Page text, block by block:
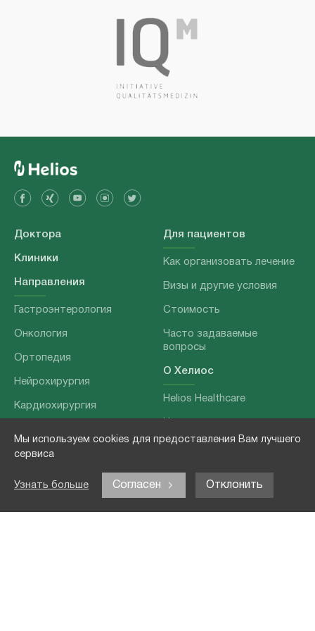
Мы используем cookies для предоставления Вам лучшего
сервиса
Узнать больше Согласен Отклонить
Доктора
Клиники
Направления
Гастроэнтерология
Онкология
Ортопедия
Нейрохирургия
Кардиохирургия
Хирургия позвоночника
Для пациентов
Как организовать лечение
Визы и другие условия
Стоимость
Часто задаваемые
вопросы
О Хелиос
Helios Healthcare
О нашей команде
Выходные данные